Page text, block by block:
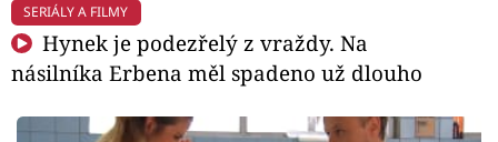
SERIÁLY A FILMY
Hynek je podezřelý z vraždy. Na
násilníka Erbena měl spadeno už dlouho